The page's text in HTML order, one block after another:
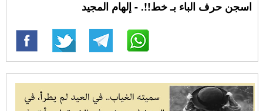
اسجن حرف الباء بـ خط!!. - إلهام المجيد